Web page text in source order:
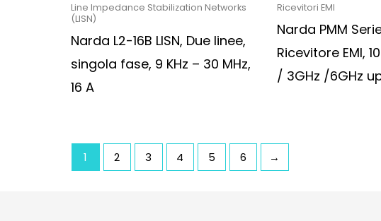
Line Impedance Stabilization Networks
(LISN)
Narda L2-16B LISN, Due linee,
singola fase, 9 KHz – 30 MHz,
16 A
Ricevitori EMI
Narda PMM
Ricevitore EMI,
/ 3GHz /6GHz
1 2 3 4 5 6 →